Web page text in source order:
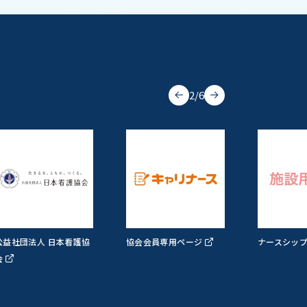
2/6
益社団法人 日本看護協
協会会員専用ページ ナースシッ